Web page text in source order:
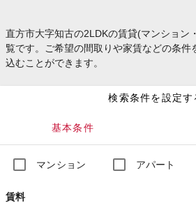
直方市大字知古の2LDKの賃貸(マンション
覧です。ご希望の間取りや家賃などの条件
込むことができます。
検索条件を設定す
基本条件
マンション アパート
賃料